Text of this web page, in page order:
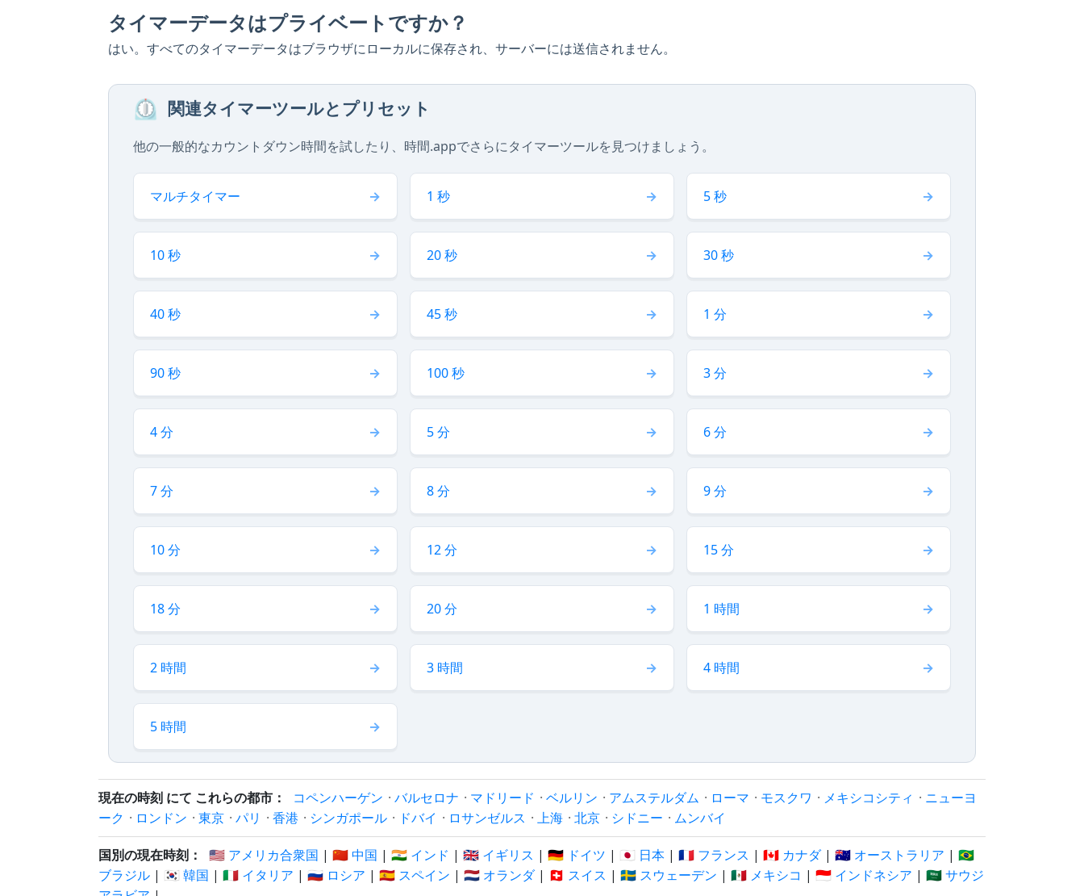
タイマーデータはプライベートですか？
はい。すべてのタイマーデータはブラウザにローカルに保存され、サーバーには送信されません。
⏲️ 関連タイマーツールとプリセット
他の一般的なカウントダウン時間を試したり、時間.appでさらにタイマーツールを見つけましょう。
マルチタイマー 1 秒 5 秒
10 秒 20 秒 30 秒
40 秒 45 秒 1 分
90 秒 100 秒 3 分
4 分 5 分 6 分
7 分 8 分 9 分
10 分 12 分 15 分
18 分 20 分 1 時間
2 時間 3 時間 4 時間
5 時間
現在の時刻 にて これらの都市： コペンハーゲン · バルセロナ · マドリード · ベルリン · アムステルダム · ローマ · モスクワ · メキシコシティ · ニューヨ
ーク · ロンドン · 東京 · パリ · 香港 · シンガポール · ドバイ · ロサンゼルス · 上海 · 北京 · シドニー · ムンバイ
国別の現在時刻： 🇺🇸 アメリカ合衆国 | 🇨🇳 中国 | 🇮🇳 インド | 🇬🇧 イギリス | 🇩🇪 ドイツ | 🇯🇵 日本 | 🇫🇷 フランス | 🇨🇦 カナダ| 🇦🇺 オーストラリア | 🇧🇷
ブラジル | 🇰🇷 韓国 | 🇮🇹 イタリア | 🇷🇺 ロシア | 🇪🇸 スペイン | 🇳🇱 オランダ| 🇨🇭 スイス | 🇸🇪 スウェーデン | 🇲🇽 メキシコ | 🇮🇩 インドネシア | 🇸🇦 サウジ